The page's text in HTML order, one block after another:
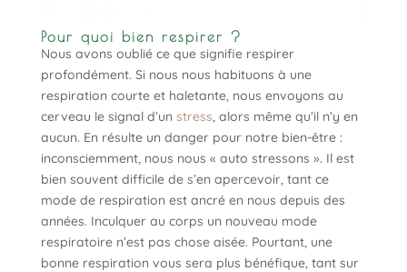
Pour quoi bien respirer ?
Nous avons oublié ce que signifie respirer
profondément. Si nous nous habituons à une
respiration courte et haletante, nous envoyons au
cerveau le signal d’un stress, alors même qu’il n’y en
aucun. En résulte un danger pour notre bien-être :
inconsciemment, nous nous « auto stressons ». Il est
bien souvent difficile de s’en apercevoir, tant ce
mode de respiration est ancré en nous depuis des
années. Inculquer au corps un nouveau mode
respiratoire n’est pas chose aisée. Pourtant, une
bonne respiration vous sera plus bénéfique, tant sur